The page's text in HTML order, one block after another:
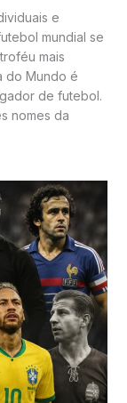
e
mundial se
mais
do Mundo é
de futebol.
nomes da